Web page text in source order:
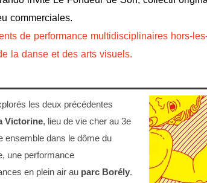
commerciales.
de performance multidisciplinaires hors-
la danse et des arts visuels.
les deux précédentes
Victorine, lieu de vie cher au 3e
ensemble dans le dôme du
une performance
en plein air au parc Borély.